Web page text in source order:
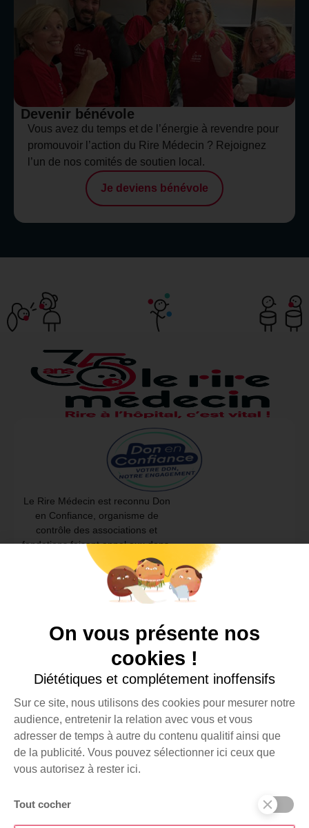
On vous présente nos
cookies !
Diététiques et complétement inoffensifs
Sur ce site, nous utilisons des cookies pour mesurer notre
audience, entretenir la relation avec vous et vous
adresser de temps à autre du contenu qualitif ainsi que
de la publicité. Vous pouvez sélectionner ici ceux que
vous autorisez à rester ici.
Tout cocher
Devenir bénévole
Vous avez du temps et de l’énergie à revendre pour
promouvoir l’action du Rire Médecin ? Rejoignez
l’un de nos comités de soutien local.
Je deviens bénévole
RESSOURCES
Foire aux questions
Documents
Bâtiment Wikivillage
8 rue de Srebrenica
75020 Paris
+33 (0)1 44 84 40 99
Le Rire Médecin est reconnu Don
en Confiance, organisme de
contrôle des associations et
fondations faisant appel aux dons.
Plus d’infos
donenconfiance.org.
SUIVEZ-NOUS SUR